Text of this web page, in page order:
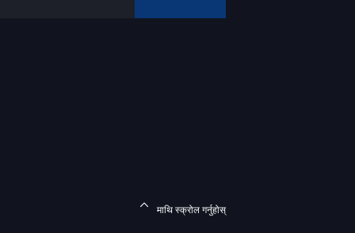
माथि स्क्रोल गर्नुहोस्